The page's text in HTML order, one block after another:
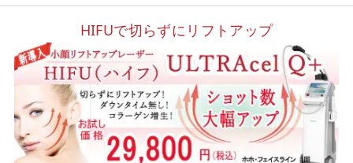
HIFUで切らずにリフトアップ